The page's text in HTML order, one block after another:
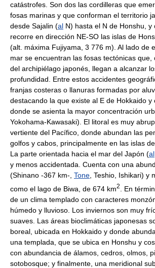
catástrofes. Son dos las cordilleras que
fosas marinas y que conforman el territorio
desde Sajalin (al N) hasta el N de Honshu, y
recorre en dirección NE-SO las islas de
(alt. máxima Fujiyama, 3 776 m). Al lado de
mar se encuentran las fosas tectónicas que,
del archipiélago japonés, llegan a alcanzar
profundidad. Entre estos accidentes
franjas costeras o llanuras formadas por
destacando la que existe al E de Hokkaido y
donde se asienta la mayor concentración
Yokohama-Kawasaki). El litoral es muy
vertiente del Pacífico, donde abundan las
golfos y cabos, principalmente en las islas
La parte orientada hacia el mar del Japón (al
y menos accidentada. Cuenta con una
(Shinano -367 km-, Tone, Teshio, Ishikari) y
como el lago de Biwa, de 674 km2
. En
de un clima templado con caracteres
húmedo y lluvioso. Los inviernos son muy
suaves. Las áreas bioclimáticas japonesas
boreal, ubicada en Hokkaido y donde
una templada, que se ubica en Honshu y
con abundancia de álamos, cedros, olmos,
sotobosque; y finalmente, una meridional